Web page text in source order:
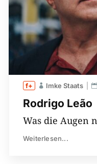
Rodrigo Leão
Imke Staats
Was die Augen
Weiterlesen...